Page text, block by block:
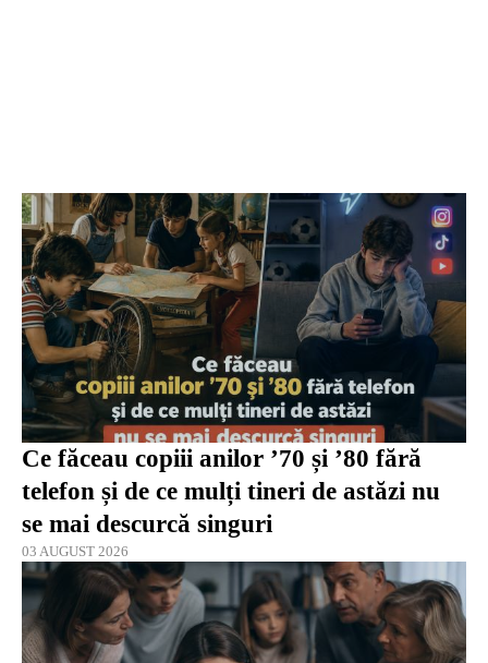
Ce făceau copiii anilor ’70 și ’80 fără
telefon și de ce mulți tineri de astăzi nu
se mai descurcă singuri
03 AUGUST 2026